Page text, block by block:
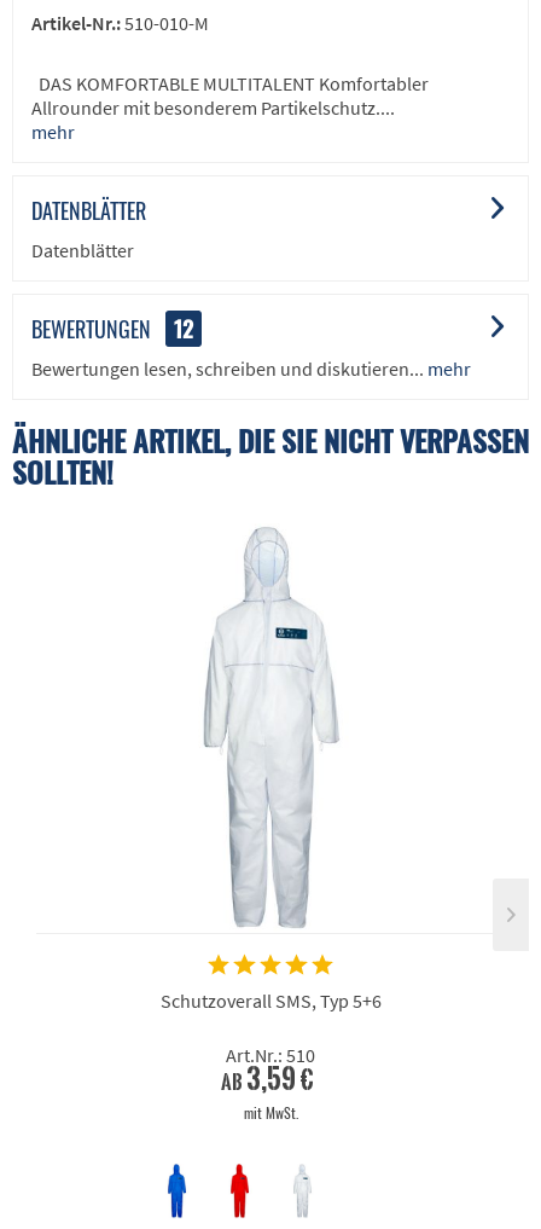
Artikel-Nr.:510-010-M
DAS KOMFORTABLE MULTITALENT Komfortabler
Allrounder mit besonderem Partikelschutz....
mehr
DATENBLÄTTER
Datenblätter
BEWERTUNGEN 12
Bewertungen lesen, schreiben und diskutieren... mehr
ÄHNLICHE ARTIKEL, DIE SIE NICHT VERPASSEN
SOLLTEN!
Schutzoverall SMS, Typ 5+6
Art.Nr.: 510
ab 3,59 €
mit MwSt.